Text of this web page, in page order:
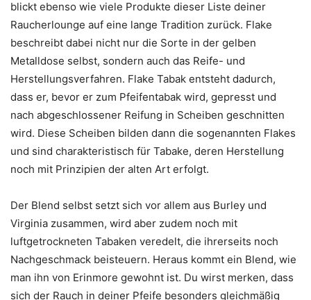
blickt ebenso wie viele Produkte dieser Liste deiner
Raucherlounge auf eine lange Tradition zurück. Flake
beschreibt dabei nicht nur die Sorte in der gelben
Metalldose selbst, sondern auch das Reife- und
Herstellungsverfahren. Flake Tabak entsteht dadurch,
dass er, bevor er zum Pfeifentabak wird, gepresst und
nach abgeschlossener Reifung in Scheiben geschnitten
wird. Diese Scheiben bilden dann die sogenannten Flakes
und sind charakteristisch für Tabake, deren Herstellung
noch mit Prinzipien der alten Art erfolgt.
Der Blend selbst setzt sich vor allem aus Burley und
Virginia zusammen, wird aber zudem noch mit
luftgetrockneten Tabaken veredelt, die ihrerseits noch
Nachgeschmack beisteuern. Heraus kommt ein Blend, wie
man ihn von Erinmore gewohnt ist. Du wirst merken, dass
sich der Rauch in deiner Pfeife besonders gleichmäßig